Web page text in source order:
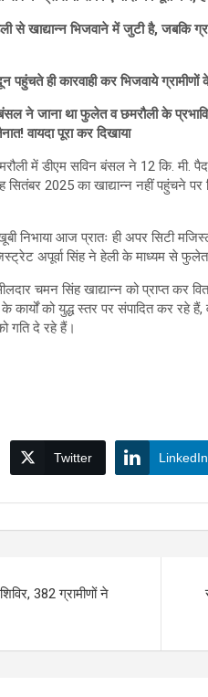
से खाद्यान्न भिजवाने में जुटी है, जबकि
पहुंचते ही कारवाही कर भिजवाये
ने जाना था फुलेत व छमरौली के प्रभावित
वायदा पूरा कर दिखाया
में डीएम सविन बंसल ने 12 कि. मी.
2025 का खाद्यान्न नहीं पहुंचने पर
निभाया आज प्रातः ही अपर सिटी
अपूर्वा सिंह ने हेली के माध्यम से
चमन सिंह खाद्यान्न को प्राप्त
कार्यों को युद्ध स्तर पर संपादित कर रहे हैं,
गति दे रहे हैं।
Twitter LinkedIn
382 ग्रामीणों ने